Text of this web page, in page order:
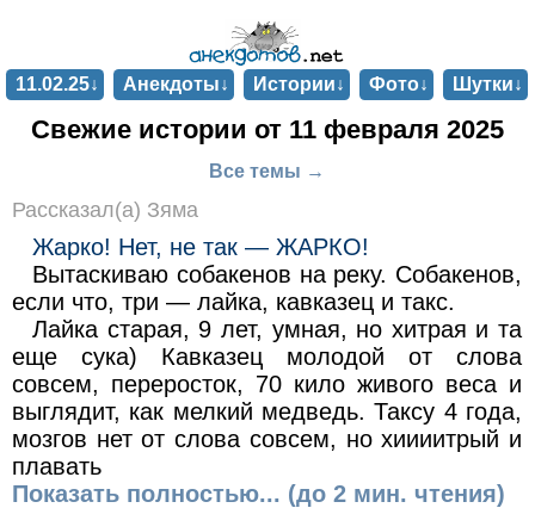
11.02.25↓ Анекдоты↓ Истории↓ Фото↓ Шутки↓
Свежие истории от 11 февраля 2025
Все темы →
Рассказал(а) Зяма
Жарко! Нет, не так — ЖАРКО!
Вытаскиваю собакенов на реку. Собакенов,
если что, три — лайка, кавказец и такс.
Лайка старая, 9 лет, умная, но хитрая и та
еще сука) Кавказец молодой от слова
совсем, переросток, 70 кило живого веса и
выглядит, как мелкий медведь. Таксу 4 года,
мозгов нет от слова совсем, но хиииитрый и
плавать
Показать полностью... (до 2 мин. чтения)